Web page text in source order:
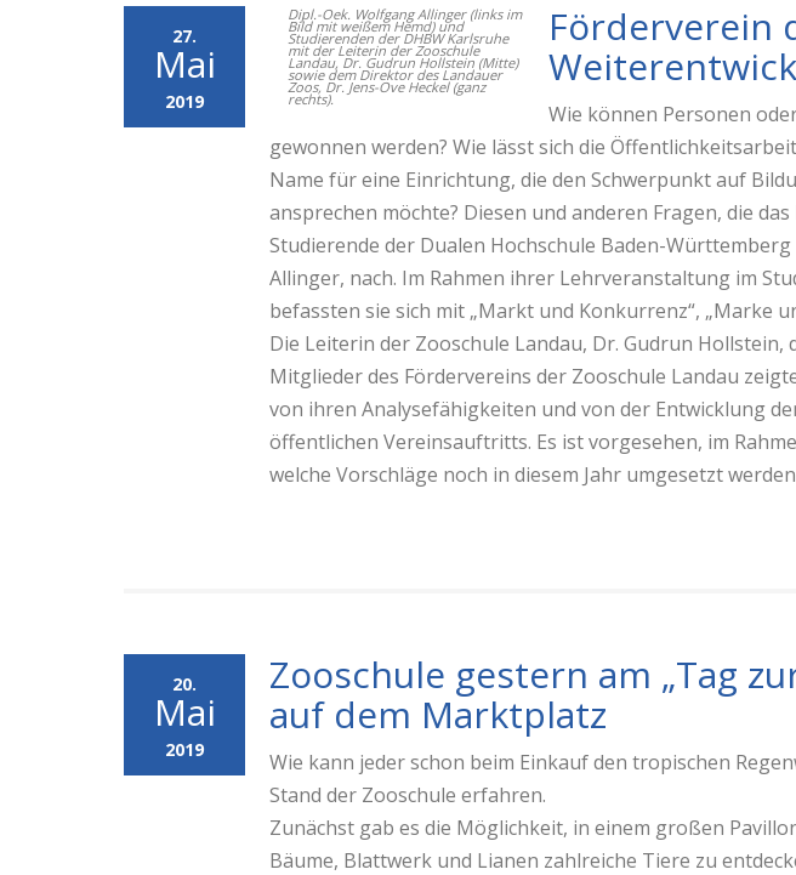
27.
Mai
2019
Dipl.-Oek. Wolfgang Allinger (links im
Bild mit weißem Hemd) und
Studierenden der DHBW Karlsruhe
mit der Leiterin der Zooschule
Landau, Dr. Gudrun Hollstein (Mitte)
sowie dem Direktor des Landauer
Zoos, Dr. Jens-Ove Heckel (ganz
rechts).
Förderverein
Wie können Personen
gewonnen werden? Wie lässt sich die
Name für eine Einrichtung, die den Schwerpunkt auf
ansprechen möchte? Diesen und anderen Fragen, die
Studierende der Dualen Hochschule Baden-
Allinger, nach. Im Rahmen ihrer Lehrveranstaltung im
befassten sie sich mit „Markt und Konkurrenz“, „Marke
Die Leiterin der Zooschule Landau, Dr. Gudrun
Mitglieder des Fördervereins der Zooschule Landau
von ihren Analysefähigkeiten und von der Entwicklung
öffentlichen Vereinsauftritts. Es ist vorgesehen, im
welche Vorschläge noch in diesem Jahr umgesetzt
20.
Mai
2019
Zooschule gestern am „Tag
auf dem Marktplatz
Wie kann jeder schon beim Einkauf den tropischen
Stand der Zooschule erfahren.
Zunächst gab es die Möglichkeit, in einem großen
Bäume, Blattwerk und Lianen zahlreiche Tiere zu